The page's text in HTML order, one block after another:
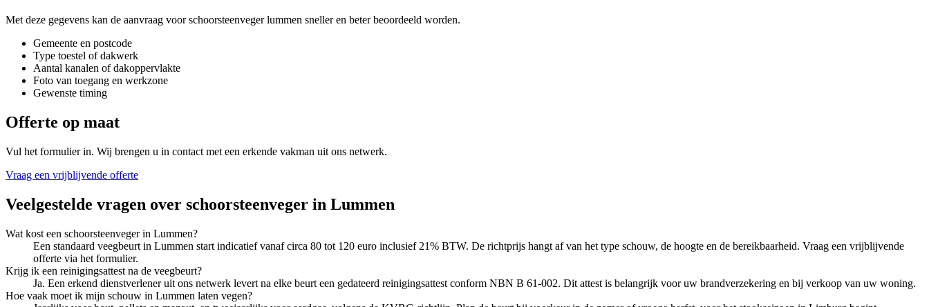
Met deze gegevens kan de aanvraag voorschoorsteenveger lummen sneller en beter beoordeeld worden.
Gemeente en postcode
Type toestel of dakwerk
Aantal kanalen of dakoppervlakte
Foto van toegang en werkzone
Gewenste timing
Offerte op maat
Vul het formulier in. Wij brengen u in contact met een erkende vakman uit ons netwerk.
Vraag een vrijblijvende offerte
Veelgestelde vragen over schoorsteenveger in Lummen
Wat kost een schoorsteenveger in Lummen?
Een standaard veegbeurt in Lummen start indicatief vanaf circa 80 tot 120 euro inclusief 21% BTW. De richtprijs hangt af van het type schouw, de hoogte en de bereikbaarheid. Vraag een vrijblijvende
offerte via het formulier.
Krijg ik een reinigingsattest na de veegbeurt?
Ja. Een erkend dienstverlener uit ons netwerk levert na elke beurt een gedateerd reinigingsattest conform NBN B 61-002. Dit attest is belangrijk voor uw brandverzekering en bij verkoop van uw woning.
Hoe vaak moet ik mijn schouw in Lummen laten vegen?